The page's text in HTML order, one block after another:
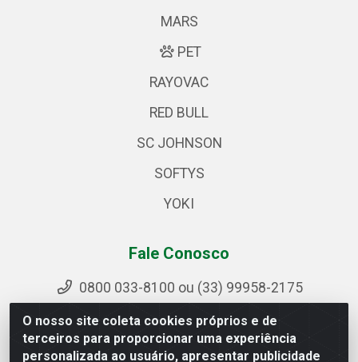
O nosso site coleta cookies próprios e de
terceiros para proporcionar uma experiência
personalizada ao usuário, apresentar publicidade
MARS
PET
RAYOVAC
RED BULL
SC JOHNSON
SOFTYS
YOKI
Fale Conosco
0800 033-8100 ou (33) 99958-2175
sac@ipirangamg.com.br
Acompanhe nossas publicações